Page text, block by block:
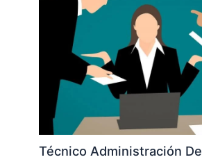
Técnico Administración